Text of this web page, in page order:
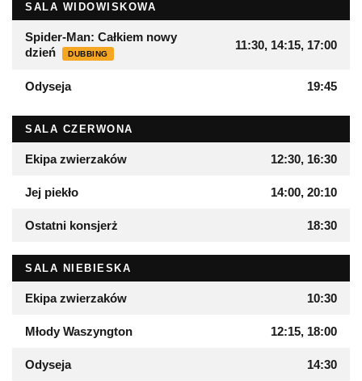
SALA WIDOWISKOWA
Spider-Man: Całkiem nowy
dzień
DUBBING
11:30, 14:15, 17:00
Odyseja 19:45
SALA CZERWONA
Ekipa zwierzaków 12:30, 16:30
Jej piekło 14:00, 20:10
Ostatni konsjerż 18:30
SALA NIEBIESKA
Ekipa zwierzaków 10:30
Młody Waszyngton 12:15, 18:00
Odyseja 14:30